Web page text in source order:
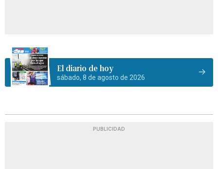
El diario de hoy
sábado, 8 de agosto de 2026
PUBLICIDAD